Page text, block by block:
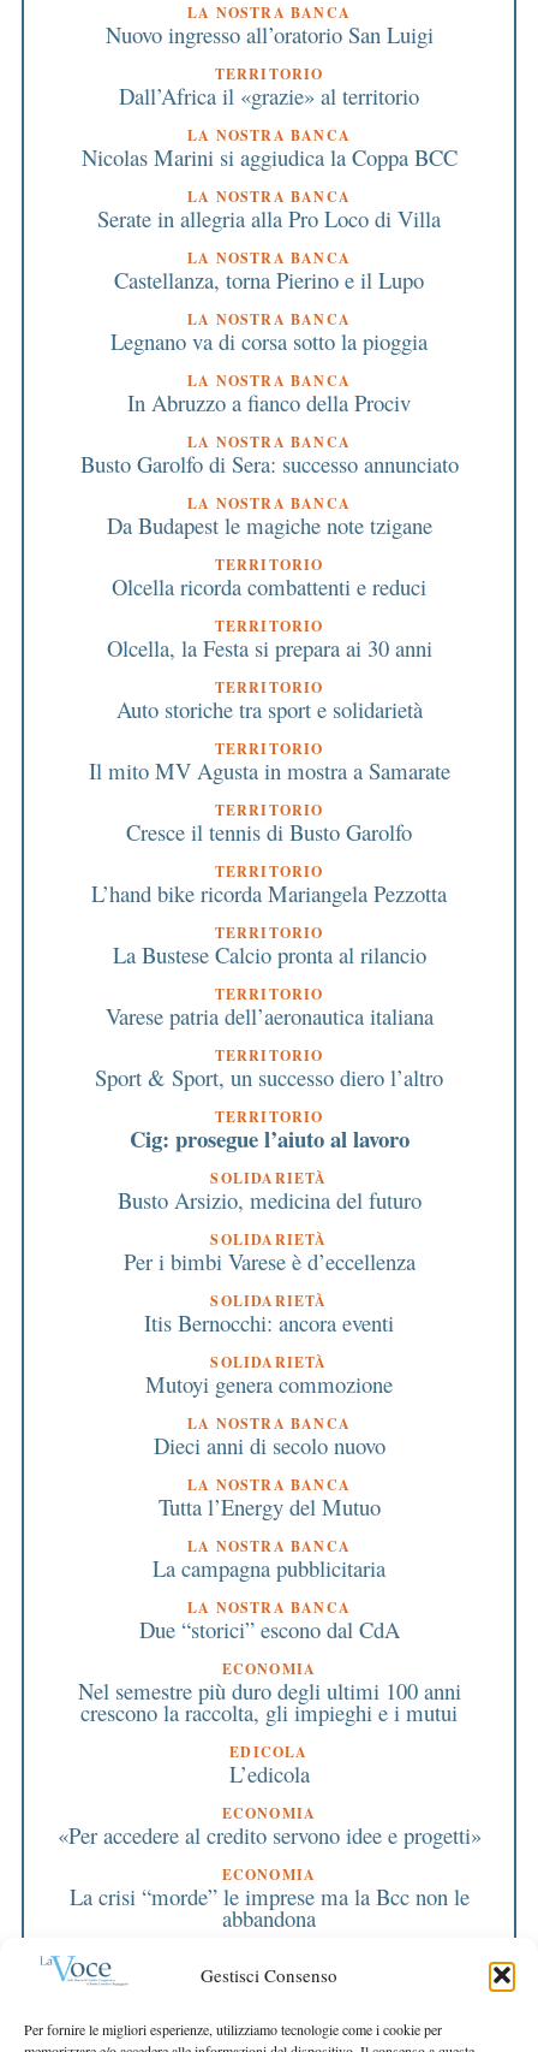
Gestisci Consenso
Per fornire le migliori esperienze, utilizziamo tecnologie come i cookie per
LA NOSTRA BANCA
Nuovo ingresso all’oratorio San Luigi
TERRITORIO
Dall’Africa il «grazie» al territorio
LA NOSTRA BANCA
Nicolas Marini si aggiudica la Coppa BCC
LA NOSTRA BANCA
Serate in allegria alla Pro Loco di Villa
LA NOSTRA BANCA
Castellanza, torna Pierino e il Lupo
LA NOSTRA BANCA
Legnano va di corsa sotto la pioggia
LA NOSTRA BANCA
In Abruzzo a fianco della Prociv
LA NOSTRA BANCA
Busto Garolfo di Sera: successo annunciato
LA NOSTRA BANCA
Da Budapest le magiche note tzigane
TERRITORIO
Olcella ricorda combattenti e reduci
TERRITORIO
Olcella, la Festa si prepara ai 30 anni
TERRITORIO
Auto storiche tra sport e solidarietà
TERRITORIO
Il mito MV Agusta in mostra a Samarate
TERRITORIO
Cresce il tennis di Busto Garolfo
TERRITORIO
L’hand bike ricorda Mariangela Pezzotta
TERRITORIO
La Bustese Calcio pronta al rilancio
TERRITORIO
Varese patria dell’aeronautica italiana
TERRITORIO
Sport & Sport, un successo diero l’altro
TERRITORIO
Cig: prosegue l’aiuto al lavoro
SOLIDARIETÀ
Busto Arsizio, medicina del futuro
SOLIDARIETÀ
Per i bimbi Varese è d’eccellenza
SOLIDARIETÀ
Itis Bernocchi: ancora eventi
SOLIDARIETÀ
Mutoyi genera commozione
LA NOSTRA BANCA
Dieci anni di secolo nuovo
LA NOSTRA BANCA
Tutta l’Energy del Mutuo
LA NOSTRA BANCA
La campagna pubblicitaria
LA NOSTRA BANCA
Due “storici” escono dal CdA
ECONOMIA
Nel semestre più duro degli ultimi 100 anni
crescono la raccolta, gli impieghi e i mutui
EDICOLA
L’edicola
ECONOMIA
«Per accedere al credito servono idee e progetti»
ECONOMIA
La crisi “morde” le imprese ma la Bcc non le
abbandona
Azzi fa visita al Consiglio
Tanti numeri… Tanta sostanza